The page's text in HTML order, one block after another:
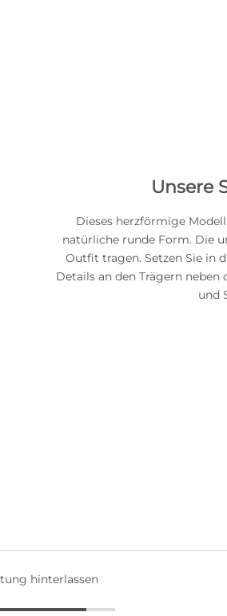
Unsere
Dieses herzförmige
natürliche runde Form. Die
Outfit tragen. Setzen Sie in
Details an den Trägern neben
und
hinterlassen